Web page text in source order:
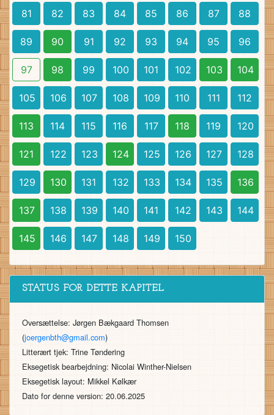
81 82 83 84 85 86 87 88
89 90 91 92 93 94 95 96
97 98 99 100 101 102 103 104
105 106 107 108 109 110 111 112
113 114 115 116 117 118 119 120
121 122 123 124 125 126 127 128
129 130 131 132 133 134 135 136
137 138 139 140 141 142 143 144
145 146 147 148 149 150
STATUS FOR DETTE KAPITEL
Oversættelse: Jørgen Bækgaard Thomsen
(joergenbth@gmail.com)
Litterært tjek: Trine Tøndering
Eksegetisk bearbejdning: Nicolai Winther-Nielsen
Eksegetisk layout: Mikkel Kølkær
Dato for denne version: 20.06.2025